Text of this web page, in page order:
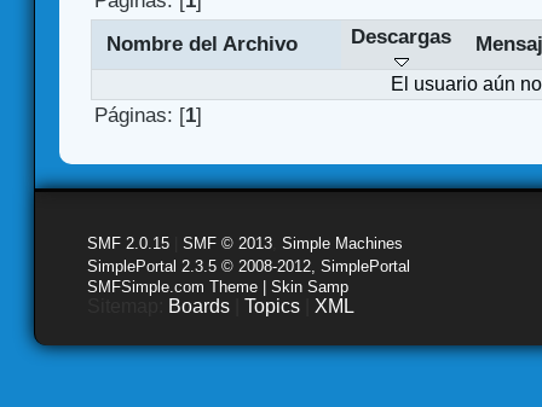
Nombre del Archivo
Descargas
El usuario aún
Páginas: [1]
SMF 2.0.15 SMF © 2013 Simple Machines
SimplePortal 2.3.5 © 2008-2012, SimplePortal
SMFSimple.com Theme | Skin Samp
Boards Topics XML